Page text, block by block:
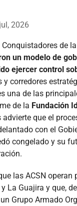
2026
de
un modelo de
ejercer control
corredores
una de las
de la Fundación
advierte que el
con el
congelado y su
las ACSN operan
La Guajira y que,
Grupo Armado